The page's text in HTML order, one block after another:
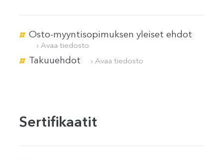
Osto-myyntisopimuksen yleiset ehdot
› Avaa tiedosto
Takuuehdot › Avaa tiedosto
Sertifikaatit